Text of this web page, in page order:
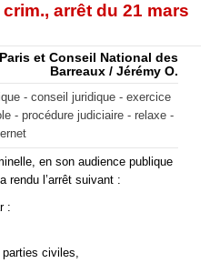
arrêt du 21 mars
et Conseil National des
Barreaux / Jérémy O.
- conseil juridique - exercice
- procédure judiciaire - relaxe -
en son audience publique
rendu l’arrêt suivant :
:
civiles,